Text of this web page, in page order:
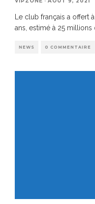
Le club français a offert
ans, estimé à 25 millions
NEWS 0 COMMENTAIRE